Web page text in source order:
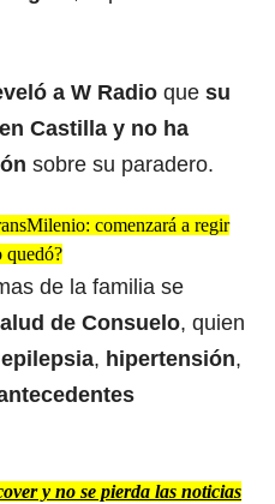
a W Radio que su
Castilla y no ha
sobre su paradero.
comenzará a regir
quedó?
de la familia se
de Consuelo, quien
, hipertensión,
y no se pierda las noticias